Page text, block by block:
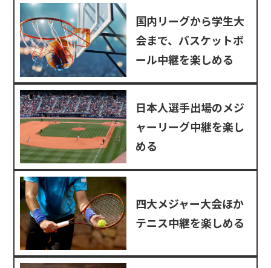
国内リーグから学生大
会まで、バスケットボ
ール中継を楽しめる
日本人選手出場のメジ
ャーリーグ中継を楽し
める
四大メジャー大会ほか
テニス中継を楽しめる